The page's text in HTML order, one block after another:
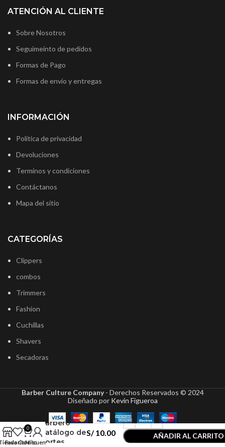
ATENCIÓN AL CLIENTE
Sobre Nosotros
Seguimeinto de pedidos
Formas de Pago
Formas de envío y entregas
INFORMACIÓN
Política de privacidad
Devoluciones
Terminos y condiciones
Contáctanos
Mapa del sitio
CATEGORÍAS
Clippers
combos
Trimmers
Fashion
Cuchillas
Shavers
Secadoras
Barber Culture Company- Derechos Reservados © 2024
Diseñado por Kevin Figueroa
Guía Del
Barbero
Catálogo de
Cortes
S/10.00
AÑADIR AL CARRITO
Favoritos
0
Carrito
Mi cuenta